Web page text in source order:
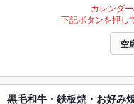
カレンダ
下記ボタンを押し
空
黒毛和牛・鉄板焼・お好み